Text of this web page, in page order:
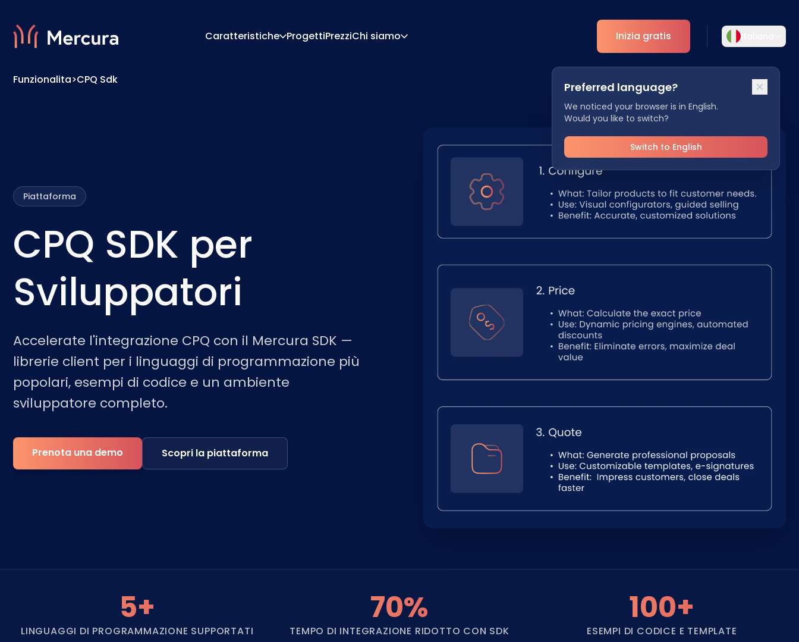
Caratteristiche
Analytics
ProgettiPrezziChi siamo
Preferred language?
We noticed your browser is in English.
Would you like to switch?
Switch to English
Inizia gratis
Scegliete la vostra lingua preferita per
un'esperienza più personalizzata.
English Deutsch
Español Dansk
Svenska
SV
Italiano
IT
Français 日本語
Funzionalita>CPQ Sdk
Piattaforma
CPQ SDK per
Sviluppatori
Accelerate l'integrazione CPQ con il Mercura SDK —
librerie client per i linguaggi di programmazione più
popolari, esempi di codice e un ambiente
sviluppatore completo.
Prenota una demo Scopri la piattaforma
5+
LINGUAGGI DI PROGRAMMAZIONE SUPPORTATI
70%
TEMPO DI INTEGRAZIONE RIDOTTO CON SDK
100+
ESEMPI DI CODICE E TEMPLATE